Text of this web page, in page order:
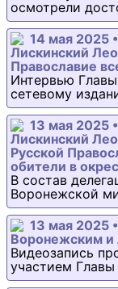
осмотрели
14 мая 2025
Лискинский
Православие
Интервью
сетевому
13 мая 2025
Лискинский
Русской
обители в
В состав
Воронежской
13 мая 2025
Воронежским и
Видеозапись
участием